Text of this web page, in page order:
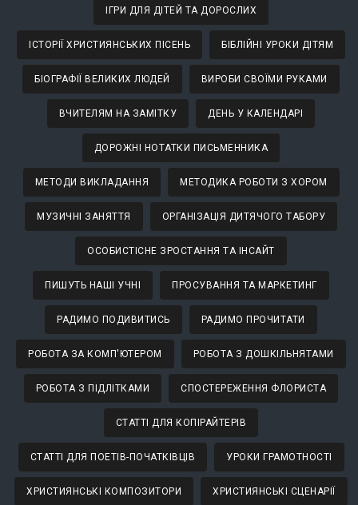
ІГРИ ДЛЯ ДІТЕЙ ТА ДОРОСЛИХ
ІСТОРІЇ ХРИСТИЯНСЬКИХ ПІСЕНЬ БІБЛІЙНІ УРОКИ ДІТЯМ
БІОГРАФІЇ ВЕЛИКИХ ЛЮДЕЙ ВИРОБИ СВОЇМИ РУКАМИ
ВЧИТЕЛЯМ НА ЗАМІТКУ ДЕНЬ У КАЛЕНДАРІ
ДОРОЖНІ НОТАТКИ ПИСЬМЕННИКА
МЕТОДИ ВИКЛАДАННЯ МЕТОДИКА РОБОТИ З ХОРОМ
МУЗИЧНІ ЗАНЯТТЯ ОРГАНІЗАЦІЯ ДИТЯЧОГО ТАБОРУ
ОСОБИСТІСНЕ ЗРОСТАННЯ ТА ІНСАЙТ
ПИШУТЬ НАШІ УЧНІ ПРОСУВАННЯ ТА МАРКЕТИНГ
РАДИМО ПОДИВИТИСЬ РАДИМО ПРОЧИТАТИ
РОБОТА ЗА КОМП'ЮТЕРОМ РОБОТА З ДОШКІЛЬНЯТАМИ
РОБОТА З ПІДЛІТКАМИ СПОСТЕРЕЖЕННЯ ФЛОРИСТА
СТАТТІ ДЛЯ КОПІРАЙТЕРІВ
СТАТТІ ДЛЯ ПОЕТІВ-ПОЧАТКІВЦІВ УРОКИ ГРАМОТНОСТІ
ХРИСТИЯНСЬКІ КОМПОЗИТОРИ ХРИСТИЯНСЬКІ СЦЕНАРІЇ